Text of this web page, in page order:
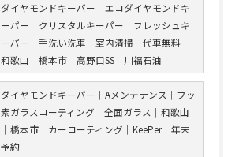
ダイヤモンドキーパー エコダイヤモンドキ
ーパー クリスタルキーパー フレッシュキ
ーパー 手洗い洗車 室内清掃 代車無料
和歌山 橋本市 高野口SS 川福石油
ダイヤモンドキーパー｜Aメンテナンス｜フッ
素ガラスコーティング｜全面ガラス｜和歌山
｜橋本市｜カーコーティング｜KeePer｜年末
予約